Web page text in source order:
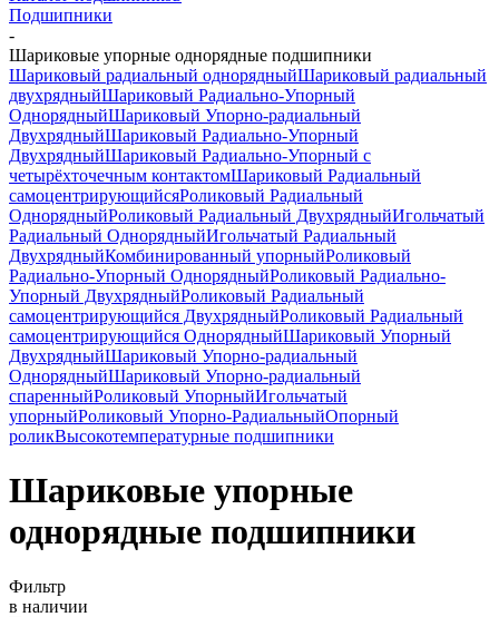
Подшипники
-
Шариковые упорные однорядные подшипники
Шариковый радиальный однорядныйШариковый радиальный
двухрядныйШариковый Радиально-Упорный
ОднорядныйШариковый Упорно-радиальный
ДвухрядныйШариковый Радиально-Упорный
ДвухрядныйШариковый Радиально-Упорный с
четырёхточечным контактомШариковый Радиальный
самоцентрирующийсяРоликовый Радиальный
ОднорядныйРоликовый Радиальный ДвухрядныйИгольчатый
Радиальный ОднорядныйИгольчатый Радиальный
ДвухрядныйКомбинированный упорныйРоликовый
Радиально-Упорный ОднорядныйРоликовый Радиально-
Упорный ДвухрядныйРоликовый Радиальный
самоцентрирующийся ДвухрядныйРоликовый Радиальный
самоцентрирующийся ОднорядныйШариковый Упорный
ДвухрядныйШариковый Упорно-радиальный
ОднорядныйШариковый Упорно-радиальный
спаренныйРоликовый УпорныйИгольчатый
упорныйРоликовый Упорно-РадиальныйОпорный
роликВысокотемпературные подшипники
Шариковые упорные
однорядные подшипники
Фильтр
в наличии